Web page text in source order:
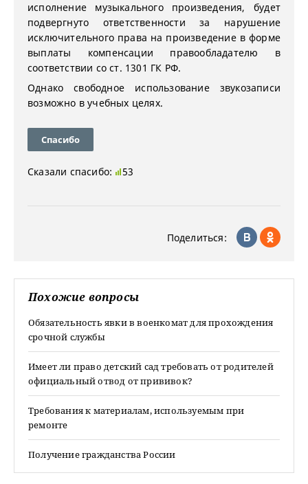
исполнение музыкального произведения, будет
подвергнуто ответственности за нарушение
исключительного права на произведение в форме
выплаты компенсации правообладателю в
соответствии со ст. 1301 ГК РФ.
Однако свободное использование звукозаписи
возможно в учебных целях.
Спасибо
Сказали спасибо: 53
Поделиться:
Похожие вопросы
Обязательность явки в военкомат для прохождения
срочной службы
Имеет ли право детский сад требовать от родителей
официальный отвод от прививок?
Требования к материалам, используемым при
ремонте
Получение гражданства России